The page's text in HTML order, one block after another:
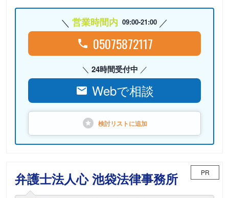
営業時間内 09:00-21:00
05075872117
24時間受付中
Webで相談
検討リストに追加
弁護士法人心 池袋法律事務所 PR